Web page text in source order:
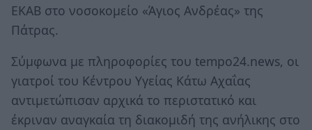
ΕΚΑΒ στο νοσοκομείο «Άγιος Ανδρέας» της
Πάτρας.
Σύμφωνα με πληροφορίες του tempo24.news, οι
γιατροί του Κέντρου Υγείας Κάτω Αχαΐας
αντιμετώπισαν αρχικά το περιστατικό και
έκριναν αναγκαία τη διακομιδή της ανήλικης στο